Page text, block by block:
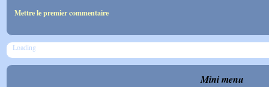
Mettre le premier commentaire
Loading
Mini menu